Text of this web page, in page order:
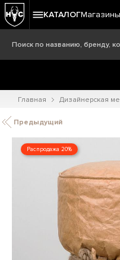
КАТАЛОГМагазины
Главная Дизайнерская
Предыдущий
Распродажа 20%